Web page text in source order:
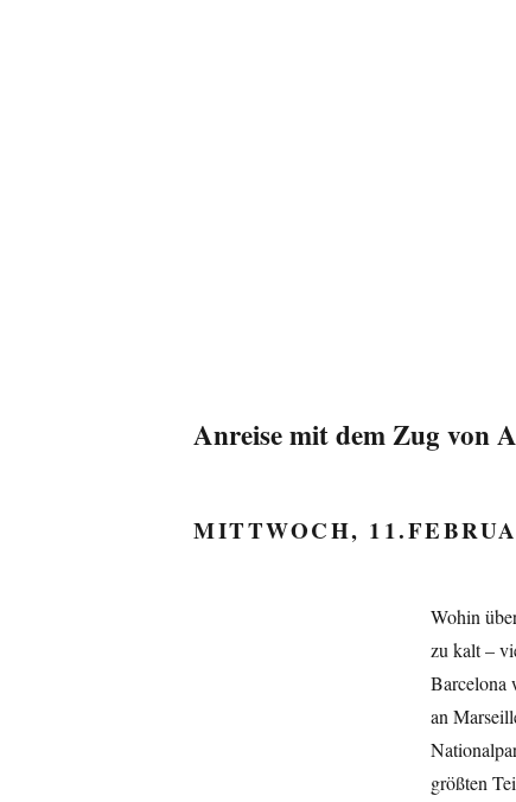
Anreise mit dem Zug von
MITTWOCH,
Wohin
zu kalt –
Barcelona
an
größten